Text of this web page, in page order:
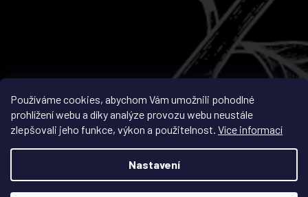
Používáme cookies, abychom Vám umožnili pohodlné
prohlížení webu a díky analýze provozu webu neustále
zlepšovali jeho funkce, výkon a použitelnost. Více informací
Nastavení
Sledovat na Instagramu
Vytvořil Shoptet
Copyright 2026Café Gape. Všechna práva vyhrazena.